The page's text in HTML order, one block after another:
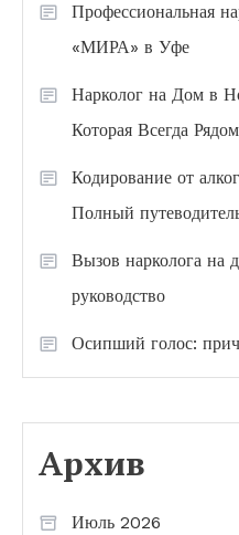
Профессиональная
«МИРА» в Уфе
Нарколог на Дом в
Которая Всегда Рядом
Кодирование от
Полный
Вызов нарколога на
руководство
Осипший голос:
Архив
Июль 2026